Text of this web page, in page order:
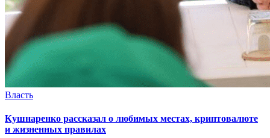
Власть
Кушнаренко рассказал о любимых местах, криптовалюте
и жизненных правилах